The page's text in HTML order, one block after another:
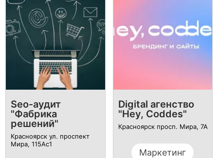
Seo-аудит
"Фабрика
решений"
Красноярск ул. проспект
Мира, 115Ас1
Digital агенство
"Hey, Coddes"
Красноярск просп. Мира, 7А
Маркетинг